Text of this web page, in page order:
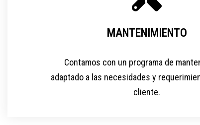
MANTENIMIENTO
Contamos con un programa de
adaptado a las necesidades y
cliente.